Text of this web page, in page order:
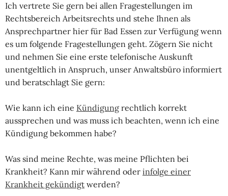
Ich vertrete Sie gern bei allen Fragestellungen im
Rechtsbereich Arbeitsrechts und stehe Ihnen als
Ansprechpartner hier für Bad Essen zur Verfügung wenn
es um folgende Fragestellungen geht. Zögern Sie nicht
und nehmen Sie eine erste telefonische Auskunft
unentgeltlich in Anspruch, unser Anwaltsbüro informiert
und beratschlagt Sie gern:
Wie kann ich eine Kündigung rechtlich korrekt
aussprechen und was muss ich beachten, wenn ich eine
Kündigung bekommen habe?
Was sind meine Rechte, was meine Pflichten bei
Krankheit? Kann mir während oder infolge einer
Krankheit gekündigt werden?